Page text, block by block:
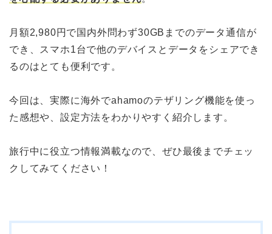
月額2,980円で国内外問わず30GBまでのデータ通信が
でき、スマホ1台で他のデバイスとデータをシェアでき
るのはとても便利です。
今回は、実際に海外でahamoのテザリング機能を使っ
た感想や、設定方法をわかりやすく紹介します。
旅行中に役立つ情報満載なので、ぜひ最後までチェッ
クしてみてください！